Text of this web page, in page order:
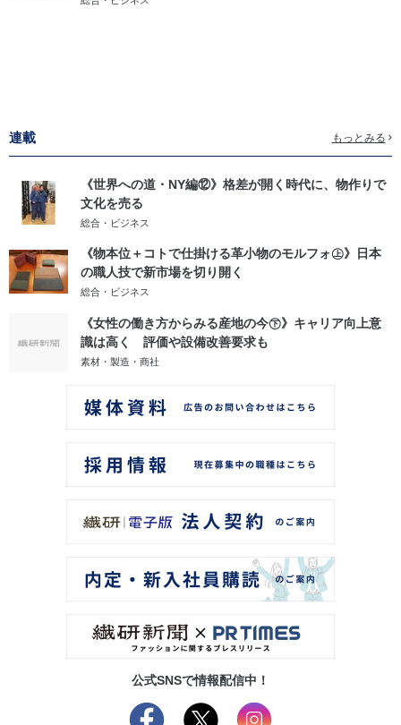
連載 もっとみる
《世界への道・NY編⑫》格差が開く時代に、物作りで
文化を売る
総合・ビジネス
《物本位＋コトで仕掛ける革小物のモルフォ㊤》日本
の職人技で新市場を切り開く
総合・ビジネス
《女性の働き方からみる産地の今㊦》キャリア向上意
識は高く 評価や設備改善要求も
素材・製造・商社
公式SNSで情報配信中！